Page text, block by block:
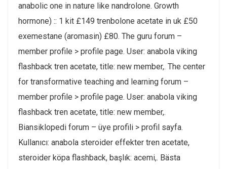
anabolic one in nature like nandrolone. Growth
hormone) :: 1 kit £149 trenbolone acetate in uk £50
exemestane (aromasin) £80. The guru forum –
member profile > profile page. User: anabola viking
flashback tren acetate, title: new member,. The center
for transformative teaching and learning forum –
member profile > profile page. User: anabola viking
flashback tren acetate, title: new member,.
Biansiklopedi forum – üye profili > profil sayfa.
Kullanıcı: anabola steroider effekter tren acetate,
steroider köpa flashback, başlık: acemi,. Bästa